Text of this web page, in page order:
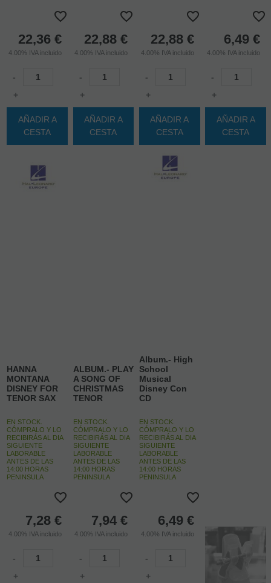
22,36 €
4.00% IVA incluido
-
+
AÑADIR A
CESTA
22,88 €
4.00% IVA incluido
-
+
AÑADIR A
CESTA
22,88 €
4.00% IVA incluido
-
+
AÑADIR A
CESTA
6,49 €
4.00% IVA incluido
-
+
AÑADIR A
CESTA
HANNA
MONTANA
DISNEY FOR
TENOR SAX
EN STOCK.
CÓMPRALO Y LO
RECIBIRÁS AL DIA
SIGUIENTE
LABORABLE
ANTES DE LAS
14:00 HORAS
PENINSULA
7,28 €
4.00% IVA incluido
-
+
ALBUM.- PLAY
A SONG OF
CHRISTMAS
TENOR
EN STOCK.
CÓMPRALO Y LO
RECIBIRÁS AL DIA
SIGUIENTE
LABORABLE
ANTES DE LAS
14:00 HORAS
PENINSULA
7,94 €
4.00% IVA incluido
-
+
Album.- High
School
Musical
Disney Con
CD
EN STOCK.
CÓMPRALO Y LO
RECIBIRÁS AL DIA
SIGUIENTE
LABORABLE
ANTES DE LAS
14:00 HORAS
PENINSULA
6,49 €
4.00% IVA incluido
-
+